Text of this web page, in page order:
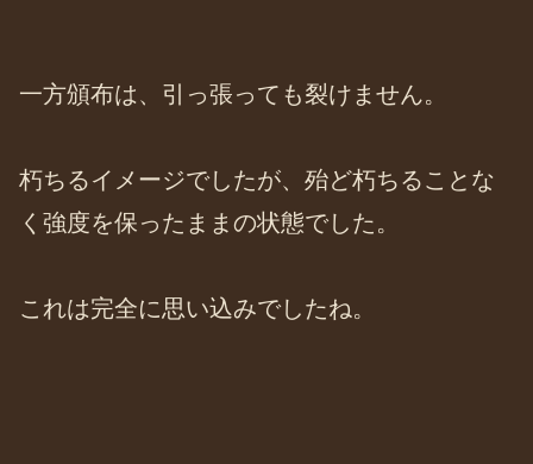
一方頒布は、引っ張っても裂けません。
朽ちるイメージでしたが、殆ど朽ちることな
く強度を保ったままの状態でした。
これは完全に思い込みでしたね。